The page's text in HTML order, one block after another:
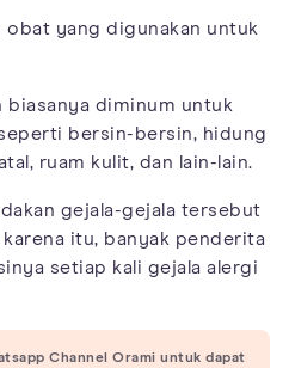
obat yang digunakan untuk
diminum untuk
bersin-bersin, hidung
ruam kulit, dan lain-lain.
gejala-gejala tersebut
itu, banyak penderita
setiap kali gejala alergi
Channel Orami untuk dapat